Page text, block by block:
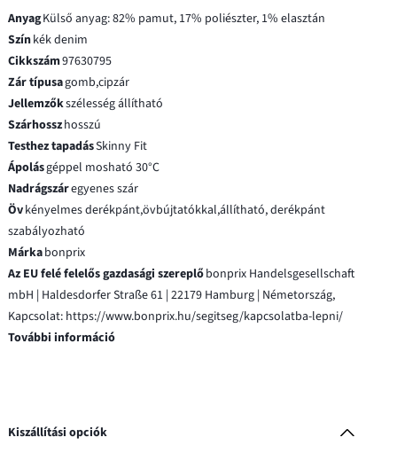
AnyagKülső anyag: 82% pamut, 17% poliészter, 1% elasztán
Színkék denim
Cikkszám97630795
Zár típusagomb,cipzár
Jellemzőkszélesség állítható
Szárhosszhosszú
Testhez tapadásSkinny Fit
Ápolásgéppel mosható 30°C
Nadrágszáregyenes szár
Övkényelmes derékpánt,övbújtatókkal,állítható, derékpánt
szabályozható
Márkabonprix
Az EU felé felelős gazdasági szereplőbonprix Handelsgesellschaft
mbH | Haldesdorfer Straße 61 | 22179 Hamburg | Németország,
Kapcsolat: https://www.bonprix.hu/segitseg/kapcsolatba-lepni/
További információ
Kiszállítási opciók